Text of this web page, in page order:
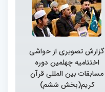
گزارش تصویری از حواشی
اختتامیه چهلمین دوره
مسابقات بین المللی قرآن
کریم(بخش ششم)